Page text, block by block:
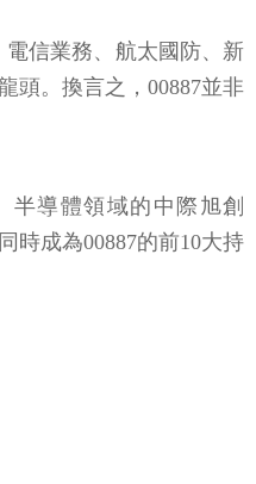
信業務、航太國防、新
頭。換言之，00887並非
導體領域的中際旭創
時成為00887的前10大持